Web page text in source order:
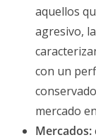
aquellos
agresivo,
con un
mercado
Mercados: